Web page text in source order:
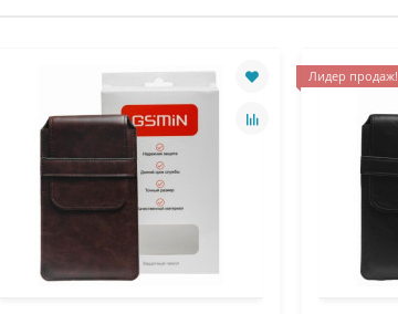
Лидер продаж!